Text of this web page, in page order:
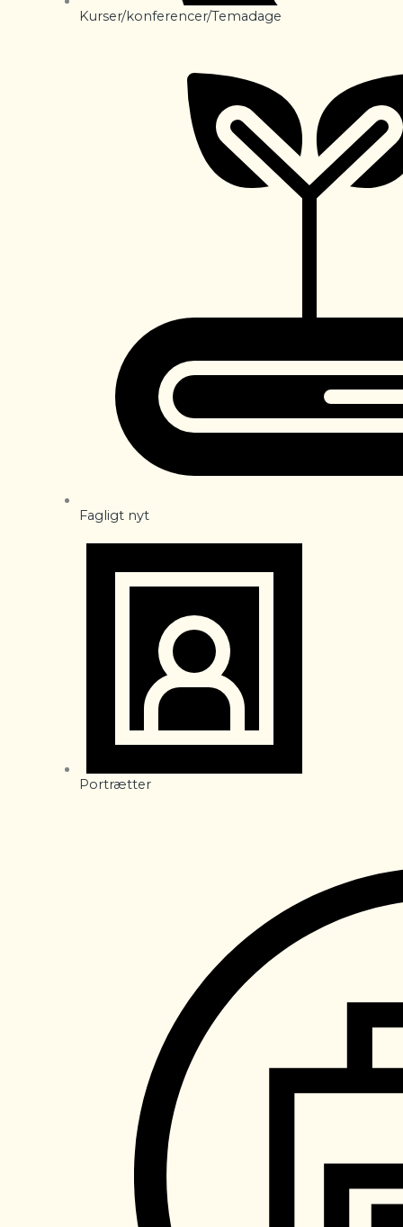
Kurser/konferencer/Temadage
Fagligt nyt
Portrætter